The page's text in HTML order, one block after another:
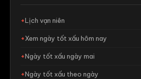
Lịch vạn niên
Xem ngày tốt xấu hôm nay
Ngày tốt xấu ngày mai
Ngày tốt xấu theo ngày